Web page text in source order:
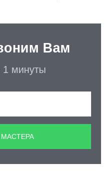
Вам
1 минуты